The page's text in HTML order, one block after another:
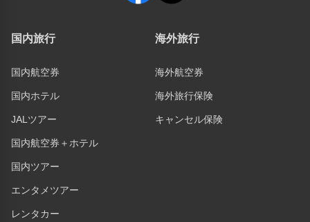
国内旅行
国内航空券
国内ホテル
JALツアー
国内航空券＋ホテル
国内ツアー
エンタメツアー
レンタカー
海外旅行
海外航空券
海外旅行保険
キャンセル保険